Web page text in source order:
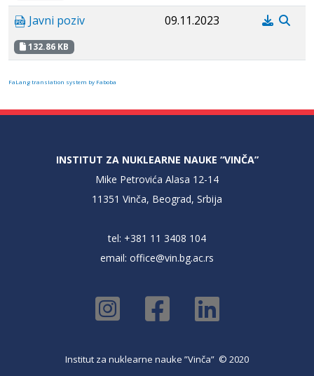
Javni poziv
132.86 KB
09.11.2023
FaLang translation system by Faboba
INSTITUT ZA NUKLEARNE NAUKE “VINČA”
Mike Petrovića Alasa 12-14
11351 Vinča, Beograd, Srbija
tel: +381 11 3408 104
email: office@vin.bg.ac.rs
Institut za nuklearne nauke ”Vinča” © 2020